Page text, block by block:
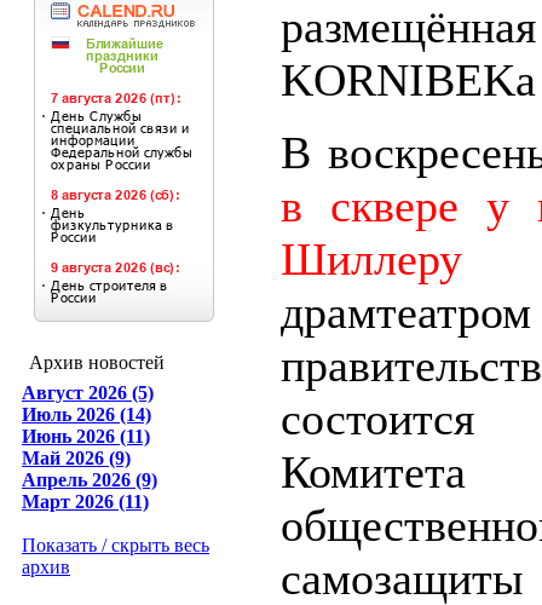
Архив новостей
Август 2026 (5)
Июль 2026 (14)
Июнь 2026 (11)
Май 2026 (9)
Апрель 2026 (9)
Март 2026 (11)
Показать / скрыть весь
архив
В
в сквере у
Шиллеру
Комитета